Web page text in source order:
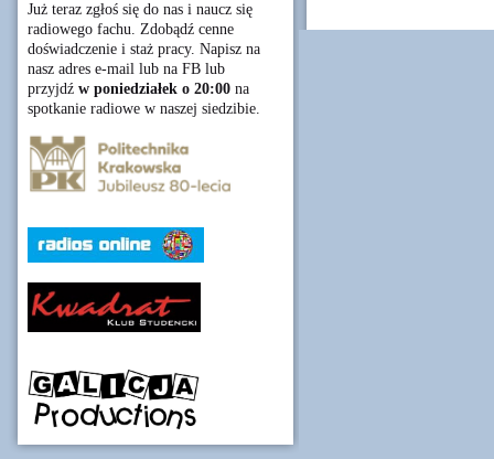
Już teraz zgłoś się do nas i naucz się
radiowego fachu. Zdobądź cenne
doświadczenie i staż pracy. Napisz na
nasz adres e-mail lub na FB lub
przyjdź w poniedziałek o 20:00 na
spotkanie radiowe w naszej siedzibie.